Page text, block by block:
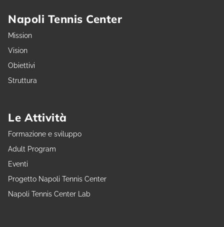
Napoli Tennis Center
Mission
Vision
Obiettivi
Struttura
Le Attività
Formazione e sviluppo
Adult Program
Eventi
Progetto Napoli Tennis Center
Napoli Tennis Center Lab